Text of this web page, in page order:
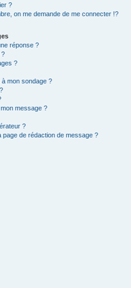
?
on me demande de me connecter !?
réponse ?
?
?
à mon sondage ?
message ?
?
page de rédaction de message ?